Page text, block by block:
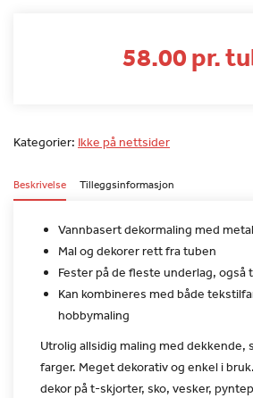
58.00 pr.
Kategorier: Ikke på nettsider
Beskrivelse Tilleggsinformasjon
Vannbasert dekormaling med
Mal og dekorer rett fra tuben
Fester på de fleste underlag, også
Kan kombineres med både
hobbymaling
Utrolig allsidig maling med dekkende,
farger. Meget dekorativ og enkel i
dekor på t-skjorter, sko, vesker,